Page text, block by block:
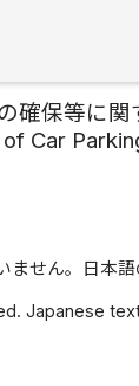
確保等に関
Car
ません。日本
Japanese